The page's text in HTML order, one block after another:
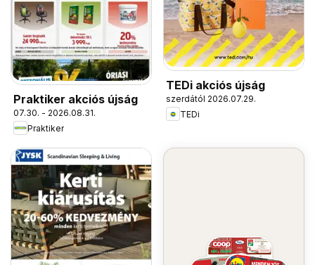
Praktiker akciós újság
07.30. - 2026.08.31.
Praktiker
TEDi akciós újság
szerdától 2026.07.29.
TEDi